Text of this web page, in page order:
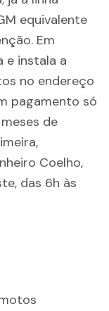
equivalente
Em
e instala a
no endereço
pagamento só
de
Coelho,
das 6h às